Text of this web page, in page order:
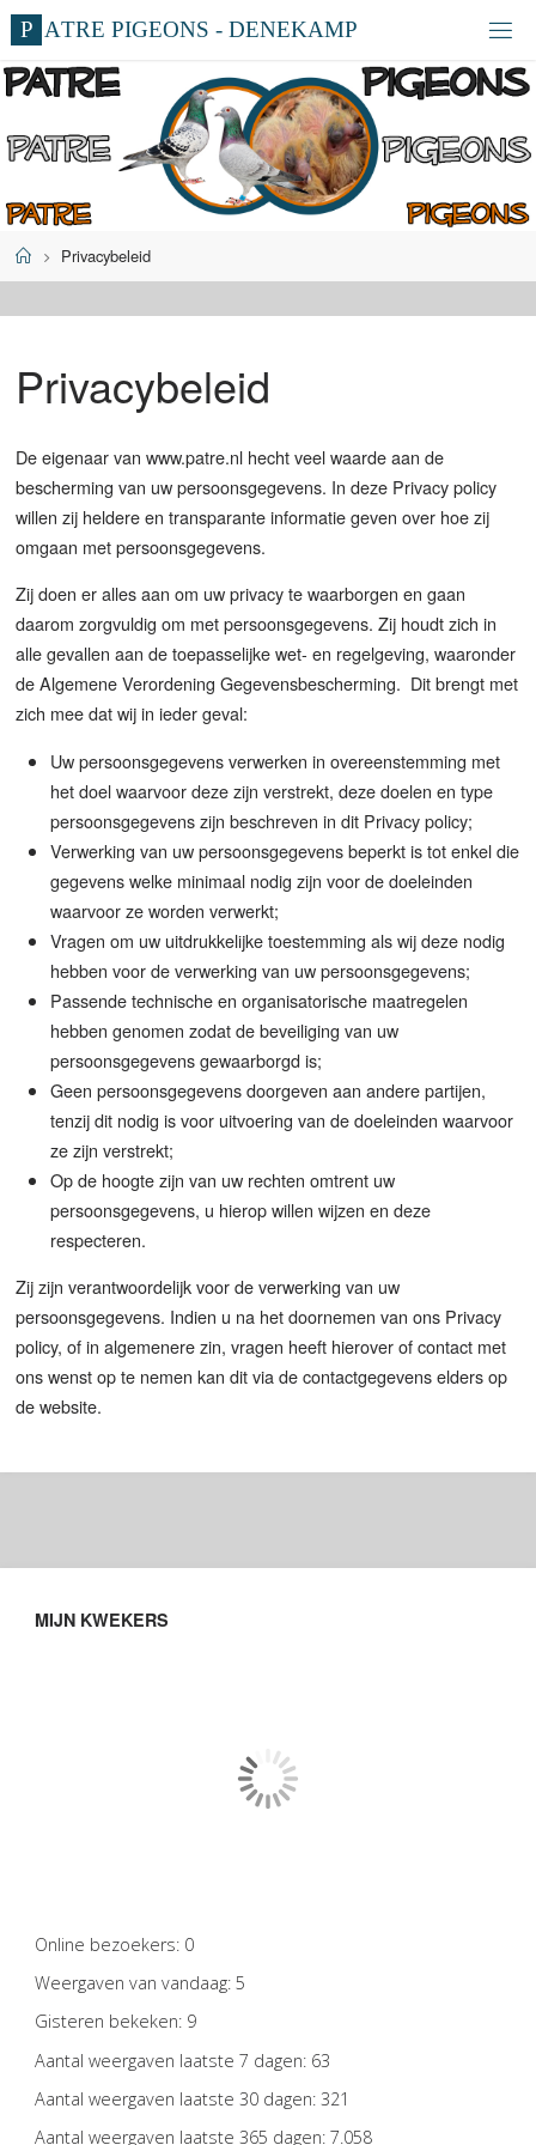
Ga
naar
de
inhoud
P ATRE PIGEONS - DENEKAMP
HomePrivacybeleid
Privacybeleid
De eigenaar van www.patre.nl hecht veel waarde aan de
bescherming van uw persoonsgegevens. In deze Privacy policy
willen zij heldere en transparante informatie geven over hoe zij
omgaan met persoonsgegevens.
Zij doen er alles aan om uw privacy te waarborgen en gaan
daarom zorgvuldig om met persoonsgegevens. Zij houdt zich in
alle gevallen aan de toepasselijke wet- en regelgeving, waaronder
de Algemene Verordening Gegevensbescherming. Dit brengt met
zich mee dat wij in ieder geval:
Uw persoonsgegevens verwerken in overeenstemming met
het doel waarvoor deze zijn verstrekt, deze doelen en type
persoonsgegevens zijn beschreven in dit Privacy policy;
Verwerking van uw persoonsgegevens beperkt is tot enkel die
gegevens welke minimaal nodig zijn voor de doeleinden
waarvoor ze worden verwerkt;
Vragen om uw uitdrukkelijke toestemming als wij deze nodig
hebben voor de verwerking van uw persoonsgegevens;
Passende technische en organisatorische maatregelen
hebben genomen zodat de beveiliging van uw
persoonsgegevens gewaarborgd is;
Geen persoonsgegevens doorgeven aan andere partijen,
tenzij dit nodig is voor uitvoering van de doeleinden waarvoor
ze zijn verstrekt;
Op de hoogte zijn van uw rechten omtrent uw
persoonsgegevens, u hierop willen wijzen en deze
respecteren.
Zij zijn verantwoordelijk voor de verwerking van uw
persoonsgegevens. Indien u na het doornemen van ons Privacy
policy, of in algemenere zin, vragen heeft hierover of contact met
ons wenst op te nemen kan dit via de contactgegevens elders op
de website.
MIJN KWEKERS
Online bezoekers: 0
Weergaven van vandaag: 5
Gisteren bekeken: 9
Aantal weergaven laatste 7 dagen: 63
Aantal weergaven laatste 30 dagen: 321
Aantal weergaven laatste 365 dagen: 7.058